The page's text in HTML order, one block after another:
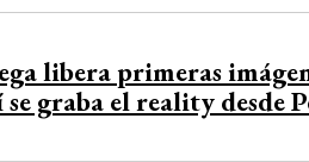
que la llevaron a sufrir
libera primeras
se graba el reality desde